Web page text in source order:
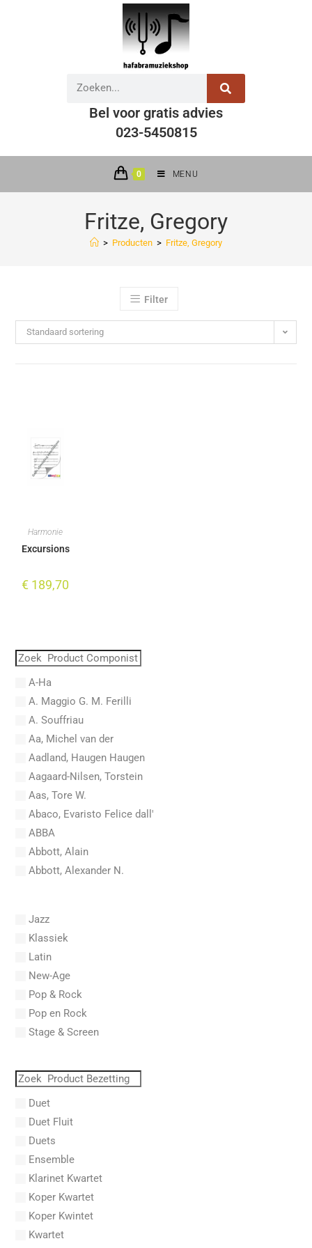
Bel voor gratis advies
023-5450815
0 MENU
Fritze, Gregory
> Producten > Fritze, Gregory
Filter
Standaard sortering
Harmonie
Excursions
€ 189,70
A-Ha
A. Maggio G. M. Ferilli
A. Souffriau
Aa, Michel van der
Aadland, Haugen Haugen
Aagaard-Nilsen, Torstein
Aas, Tore W.
Abaco, Evaristo Felice dall'
ABBA
Abbott, Alain
Abbott, Alexander N.
Abel, Lex
Aberg, Johan Ludvig
Aboucaya, Christian
Aboulker, Isabelle
Abraham, Paul
Abrams, Lester
Abreu, Zequinha
Absil, Jean
AC/DC
Acker, Dieter
Acosta, Omar
Jazz
Klassiek
Latin
New-Age
Pop & Rock
Pop en Rock
Stage & Screen
Duet
Duet Fluit
Duets
Ensemble
Klarinet Kwartet
Koper Kwartet
Koper Kwintet
Kwartet